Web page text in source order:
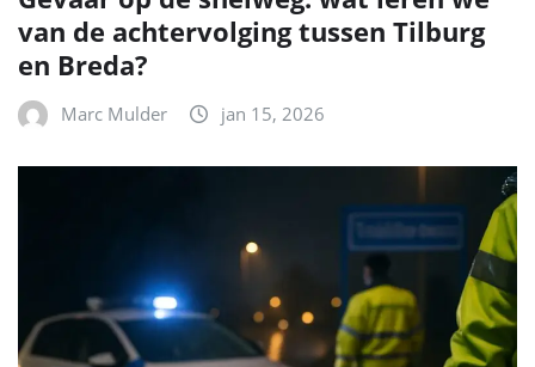
van de achtervolging tussen Tilburg
en Breda?
Marc Mulder jan 15, 2026